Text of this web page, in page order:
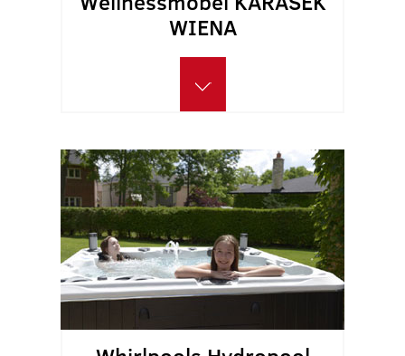
WIENA